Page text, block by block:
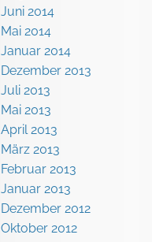
Juni 2014
Mai 2014
Januar 2014
Dezember 2013
Juli 2013
Mai 2013
April 2013
März 2013
Februar 2013
Januar 2013
Dezember 2012
Oktober 2012